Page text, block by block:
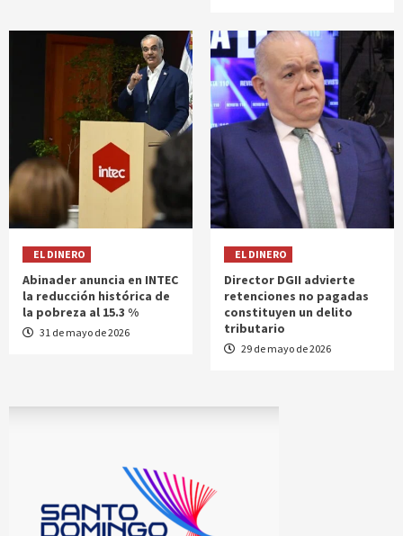
EL DINERO
Abinader anuncia en INTEC
la reducción histórica de
la pobreza al 15.3 %
31 de mayo de 2026
EL DINERO
Director DGII advierte
retenciones no pagadas
constituyen un delito
tributario
29 de mayo de 2026